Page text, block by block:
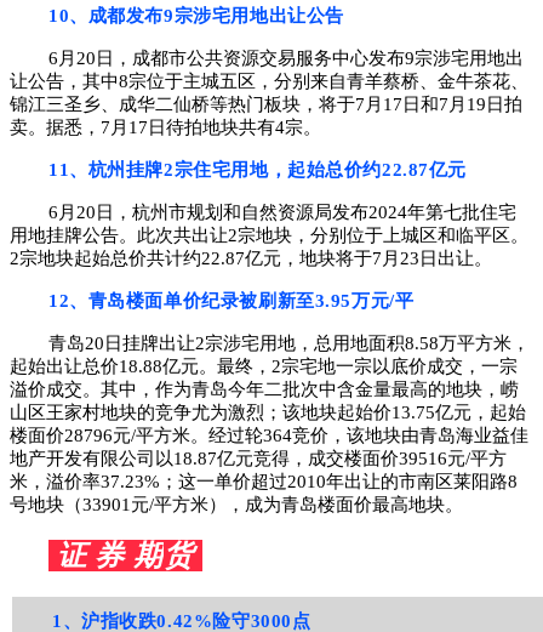
10、成都发布9宗涉宅用地出让公告
6月20日，成都市公共资源交易服务中心发布9宗涉宅用地出
让公告，其中8宗位于主城五区，分别来自青羊蔡桥、金牛茶花、
锦江三圣乡、成华二仙桥等热门板块，将于7月17日和7月19日拍
卖。据悉，7月17日待拍地块共有4宗。
11、杭州挂牌2宗住宅用地，起始总价约22.87亿元
6月20日，杭州市规划和自然资源局发布2024年第七批住宅
用地挂牌公告。此次共出让2宗地块，分别位于上城区和临平区。
2宗地块起始总价共计约22.87亿元，地块将于7月23日出让。
12、青岛楼面单价纪录被刷新至3.95万元/平
青岛20日挂牌出让2宗涉宅用地，总用地面积8.58万平方米，
起始出让总价18.88亿元。最终，2宗宅地一宗以底价成交，一宗
溢价成交。其中，作为青岛今年二批次中含金量最高的地块，崂
山区王家村地块的竞争尤为激烈；该地块起始价13.75亿元，起始
楼面价28796元/平方米。经过轮364竞价，该地块由青岛海业益佳
地产开发有限公司以18.87亿元竞得，成交楼面价39516元/平方
米，溢价率37.23%；这一单价超过2010年出让的市南区莱阳路8
号地块（33901元/平方米），成为青岛楼面价最高地块。
证 券 期货
1、沪指收跌0.42%险守3000点